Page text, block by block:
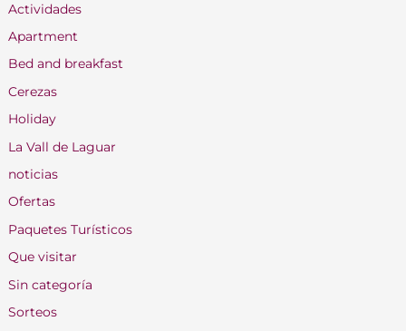
Actividades
Apartment
Bed and breakfast
Cerezas
Holiday
La Vall de Laguar
noticias
Ofertas
Paquetes Turísticos
Que visitar
Sin categoría
Sorteos